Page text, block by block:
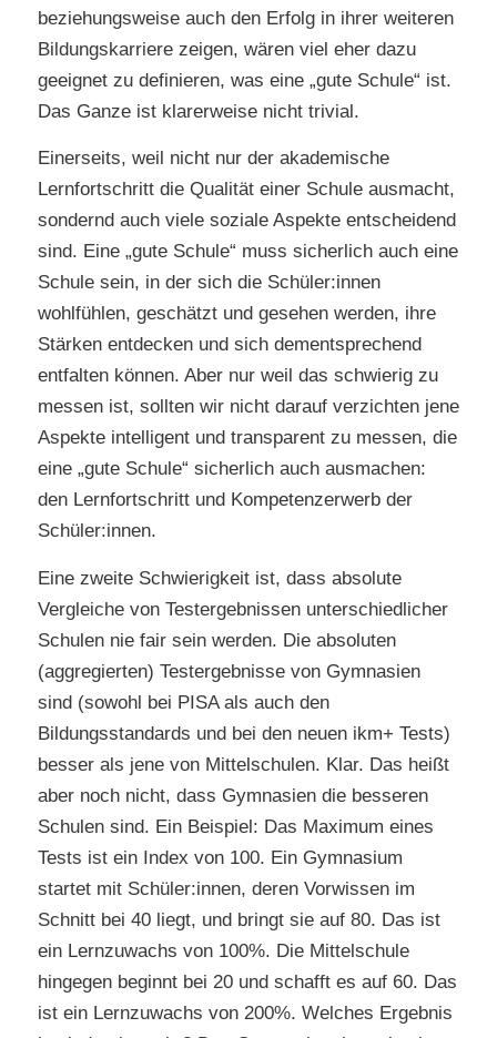
beziehungsweise auch den Erfolg in ihrer weiteren
Bildungskarriere zeigen, wären viel eher dazu
geeignet zu definieren, was eine „gute Schule“ ist.
Das Ganze ist klarerweise nicht trivial.
Einerseits, weil nicht nur der akademische
Lernfortschritt die Qualität einer Schule ausmacht,
sondernd auch viele soziale Aspekte entscheidend
sind. Eine „gute Schule“ muss sicherlich auch eine
Schule sein, in der sich die Schüler:innen
wohlfühlen, geschätzt und gesehen werden, ihre
Stärken entdecken und sich dementsprechend
entfalten können. Aber nur weil das schwierig zu
messen ist, sollten wir nicht darauf verzichten jene
Aspekte intelligent und transparent zu messen, die
eine „gute Schule“ sicherlich auch ausmachen:
den Lernfortschritt und Kompetenzerwerb der
Schüler:innen.
Eine zweite Schwierigkeit ist, dass absolute
Vergleiche von Testergebnissen unterschiedlicher
Schulen nie fair sein werden. Die absoluten
(aggregierten) Testergebnisse von Gymnasien
sind (sowohl bei PISA als auch den
Bildungsstandards und bei den neuen ikm+ Tests)
besser als jene von Mittelschulen. Klar. Das heißt
aber noch nicht, dass Gymnasien die besseren
Schulen sind. Ein Beispiel: Das Maximum eines
Tests ist ein Index von 100. Ein Gymnasium
startet mit Schüler:innen, deren Vorwissen im
Schnitt bei 40 liegt, und bringt sie auf 80. Das ist
ein Lernzuwachs von 100%. Die Mittelschule
hingegen beginnt bei 20 und schafft es auf 60. Das
ist ein Lernzuwachs von 200%. Welches Ergebnis